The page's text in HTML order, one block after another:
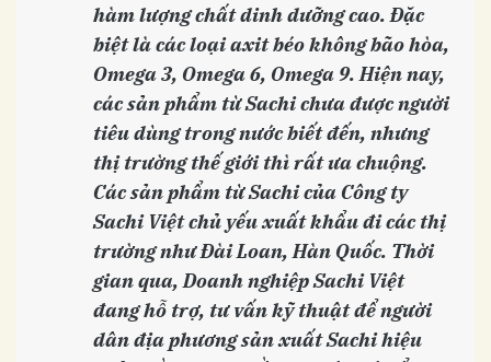
hàm lượng chất dinh dưỡng cao. Đặc
biệt là các loại axit béo không bão hòa,
Omega 3, Omega 6, Omega 9. Hiện nay,
các sản phẩm từ Sachi chưa được người
tiêu dùng trong nước biết đến, nhưng
thị trường thế giới thì rất ưa chuộng.
Các sản phẩm từ Sachi của Công ty
Sachi Việt chủ yếu xuất khẩu đi các thị
trường như Đài Loan, Hàn Quốc. Thời
gian qua, Doanh nghiệp Sachi Việt
đang hỗ trợ, tư vấn kỹ thuật để người
dân địa phương sản xuất Sachi hiệu